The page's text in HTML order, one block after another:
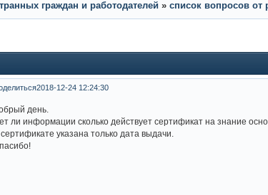
граждан и работодателей » список вопросов от
2018-12-24 12:24:30
день.
ли информации сколько действует сертификат на знание
указана только дата выдачи.